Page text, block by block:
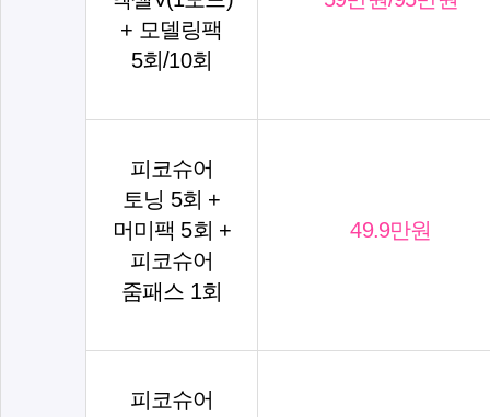
+ 모델링팩
5회/10회
피코슈어
토닝 5회 +
머미팩 5회 +
피코슈어
줌패스 1회
49.9만원
피코슈어